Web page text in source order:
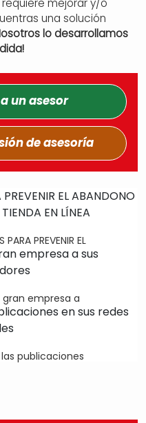
mejorar y/o
una solución
lo desarrollamos
unasesor
de asesoría
PREVENIR EL
empresa a
publicaciones